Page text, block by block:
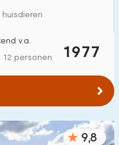
1977
v.a.
12 personen
9,8